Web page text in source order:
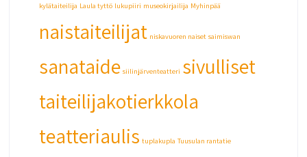
kylätaiteilija Laula tyttö lukupiiri museokirjailija Myhinpää
naistaiteilijat niskavuoren naiset saimiswan
sanataide siilinjärventeatteri sivulliset
taiteilijakotierkkola
teatteriaulis tuplakupla Tuusulan rantatie